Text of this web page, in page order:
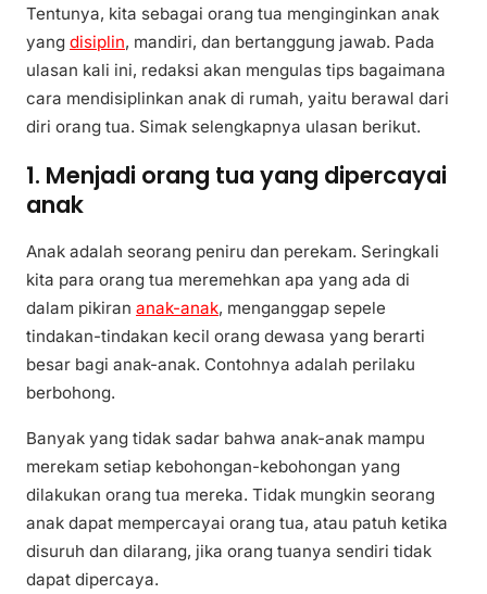
Tentunya, kita sebagai orang tua menginginkan anak
yang disiplin, mandiri, dan bertanggung jawab. Pada
ulasan kali ini, redaksi akan mengulas tips bagaimana
cara mendisiplinkan anak di rumah, yaitu berawal dari
diri orang tua. Simak selengkapnya ulasan berikut.
1. Menjadi orang tua yang dipercayai
anak
Anak adalah seorang peniru dan perekam. Seringkali
kita para orang tua meremehkan apa yang ada di
dalam pikiran anak-anak, menganggap sepele
tindakan-tindakan kecil orang dewasa yang berarti
besar bagi anak-anak. Contohnya adalah perilaku
berbohong.
Banyak yang tidak sadar bahwa anak-anak mampu
merekam setiap kebohongan-kebohongan yang
dilakukan orang tua mereka. Tidak mungkin seorang
anak dapat mempercayai orang tua, atau patuh ketika
disuruh dan dilarang, jika orang tuanya sendiri tidak
dapat dipercaya.